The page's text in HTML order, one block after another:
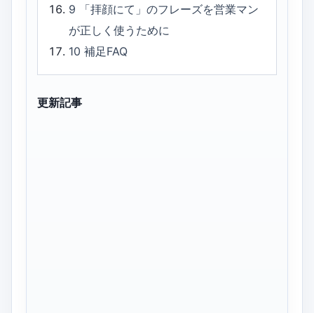
9
「拝顔にて」のフレーズを営業マン
が正しく使うために
10補足FAQ
更新記事